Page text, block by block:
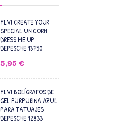
YLVI CREATE YOUR
SPECIAL UNICORN
DRESS ME UP
DEPESCHE 13750
5,95 €
YLVI BOLÍGRAFOS DE
GEL PURPURINA AZUL
PARA TATUAJES
DEPESCHE 12833